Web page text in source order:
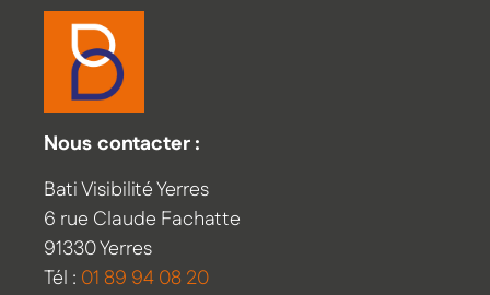
Nous contacter :
Bati Visibilité Yerres
6 rue Claude Fachatte
91330 Yerres
Tél : 01 89 94 08 20